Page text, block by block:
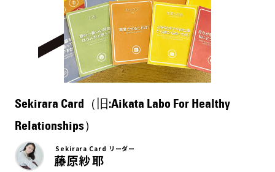
Sekirara Card（旧:Aikata Labo For Healthy
Relationships）
Sekirara Card リーダー
藤原紗耶